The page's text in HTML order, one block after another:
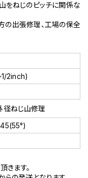
をねじのピッチに関係な
の出張修理、工場の保全
2inch)
ねじ山修理
きます。